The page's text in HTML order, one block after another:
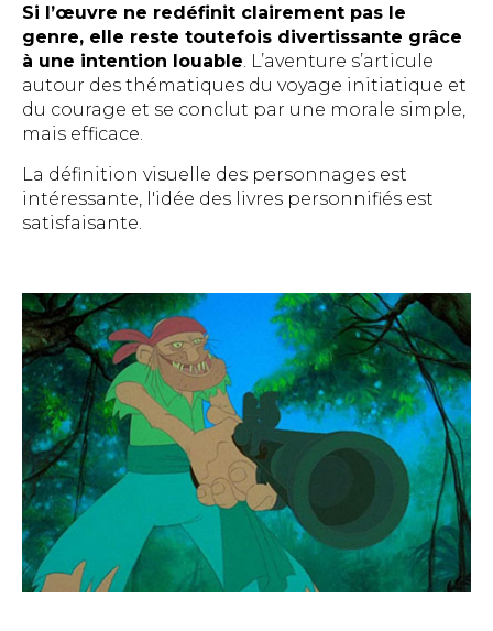
Si l’œuvre ne redéfinit clairement pas le
genre, elle reste toutefois divertissante grâce
à une intention louable. L’aventure s’articule
autour des thématiques du voyage initiatique et
du courage et se conclut par une morale simple,
mais efficace.
La définition visuelle des personnages est
intéressante, l'idée des livres personnifiés est
satisfaisante.